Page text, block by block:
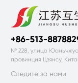
+86-513-
№ 228, улица
провинция Цзянсу,
Следите за нами